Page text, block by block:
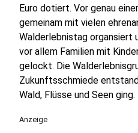
Euro dotiert. Vor genau
gemeinam mit vielen
Walderlebnistag organsiert
vor allem Familien mit
gelockt. Die
Zukunftsschmiede
Wald, Flüsse und Seen ging.
Anzeige